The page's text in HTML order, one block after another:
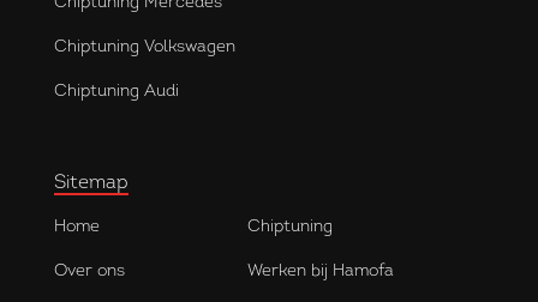
Chiptuning Volkswagen
Chiptuning Audi
Sitemap
Home Chiptuning
Over ons Werken bij Hamofa